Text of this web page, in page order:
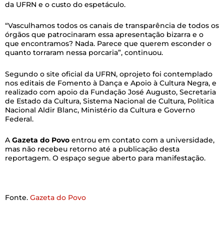
da UFRN e o custo do espetáculo.
“Vasculhamos todos os canais de transparência de todos os
órgãos que patrocinaram essa apresentação bizarra e o
que encontramos? Nada. Parece que querem esconder o
quanto torraram nessa porcaria”, continuou.
Segundo o site oficial da UFRN, oprojeto foi contemplado
nos editais de Fomento à Dança e Apoio à Cultura Negra, e
realizado com apoio da Fundação José Augusto, Secretaria
de Estado da Cultura, Sistema Nacional de Cultura, Política
Nacional Aldir Blanc, Ministério da Cultura e Governo
Federal.
A Gazeta do Povo entrou em contato com a universidade,
mas não recebeu retorno até a publicação desta
reportagem. O espaço segue aberto para manifestação.
Fonte. Gazeta do Povo